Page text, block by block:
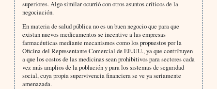
superiores. Algo similar ocurrió con otros asuntos críticos de la
negociación.
En materia de salud pública no es un buen negocio que para que
existan nuevos medicamentos se incentive a las empresas
farmacéuticas mediante mecanismos como los propuestos por la
Oficina del Representante Comercial de EE.UU., ya que contribuyen
a que los costos de las medicinas sean prohibitivos para sectores cada
vez más amplios de la población y para los sistemas de seguridad
social, cuya propia supervivencia financiera se ve ya seriamente
amenazada.